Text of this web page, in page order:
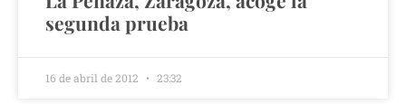
segunda prueba
16 de abril de 2012 23:32